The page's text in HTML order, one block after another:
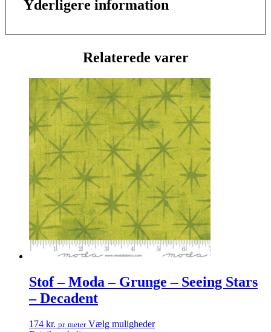
Yderligere information
Relaterede varer
Stof – Moda – Grunge – Seeing Stars
– Decadent
174 kr. pr. meter Vælg muligheder